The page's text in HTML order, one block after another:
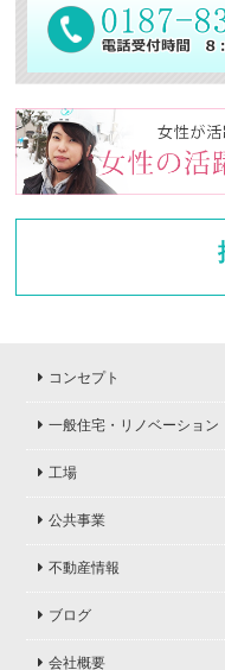
コンセプト
一般住宅・リノベーション
工場
公共事業
不動産情報
ブログ
会社概要